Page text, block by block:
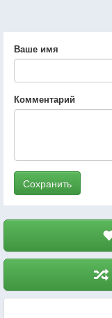
Ваше имя
Комментарий
Сохранить